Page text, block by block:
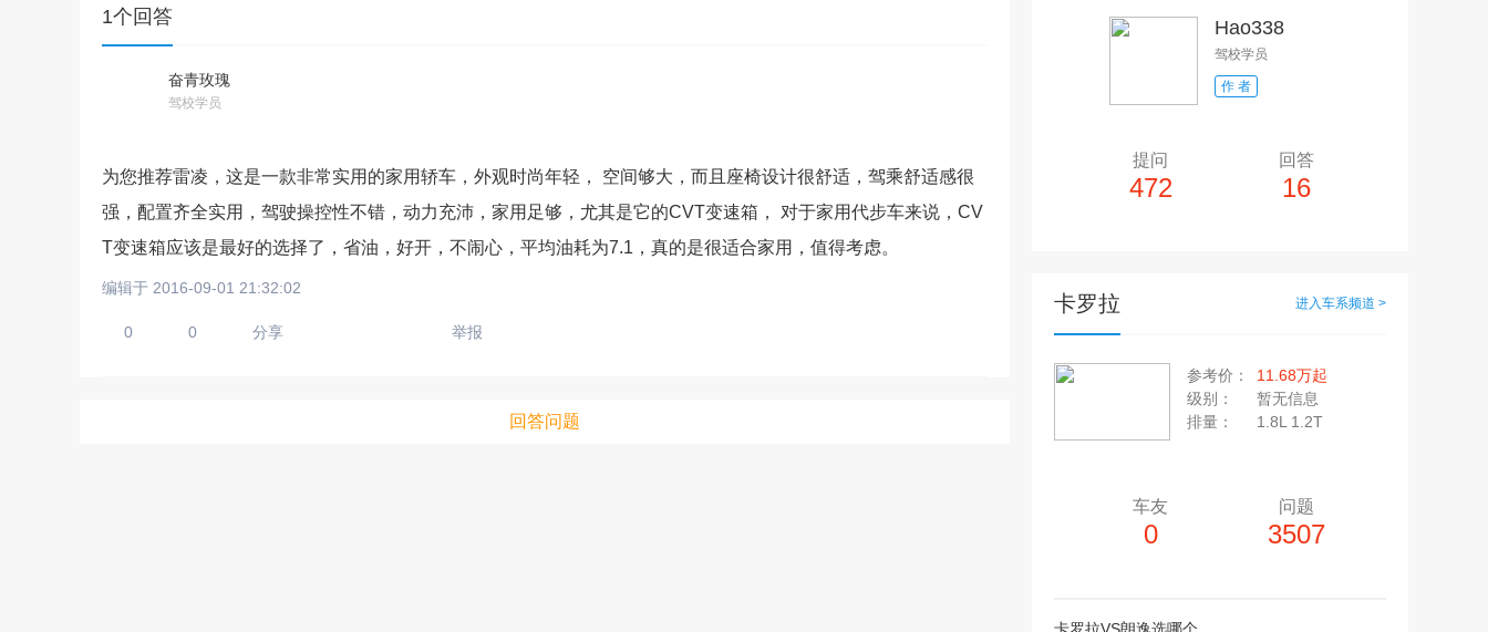
1个回答
奋青玫瑰
驾校学员
为您推荐雷凌，这是一款非常实用的家用轿车，外观时尚年轻， 空间够大，而且座椅设计很舒适，驾乘舒适感很
强，配置齐全实用，驾驶操控性不错，动力充沛，家用足够，尤其是它的CVT变速箱， 对于家用代步车来说，CV
T变速箱应该是最好的选择了，省油，好开，不闹心，平均油耗为7.1，真的是很适合家用，值得考虑。
编辑于 2016-09-01 21:32:02
0 0 分享 举报
回答问题
Hao338
驾校学员
作 者
提问
472
回答
16
卡罗拉 进入车系频道 >
参考价：
11.68万起
级别：
暂无信息
排量：
1.8L 1.2T 1.5L
车友
0
问题
3507
上传视频最多10个，单个视频小于200M